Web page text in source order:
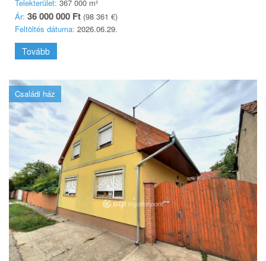
Telekterület: 367 000 m²
Ár: 36 000 000 Ft (98 361 €)
Feltöltés dátuma: 2026.06.29.
Tovább
Családi ház